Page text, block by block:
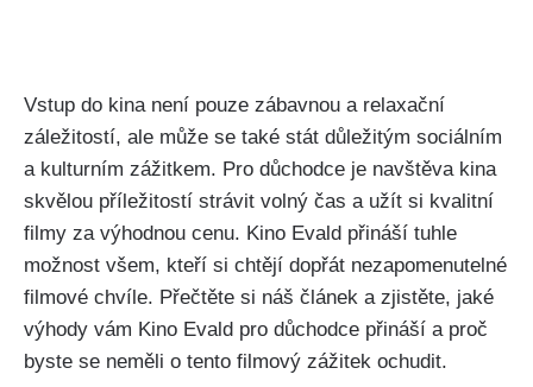
Vstup do kina není pouze zábavnou a relaxační
záležitostí, ale může se také stát důležitým sociálním
a kulturním zážitkem. Pro důchodce je navštěva kina
skvělou příležitostí strávit volný čas a užít si kvalitní
filmy za výhodnou cenu. Kino Evald přináší tuhle
možnost všem, kteří si chtějí dopřát nezapomenutelné
filmové chvíle. Přečtěte si náš článek a zjistěte, jaké
výhody vám Kino Evald pro důchodce přináší a proč
byste se neměli o tento filmový zážitek ochudit.